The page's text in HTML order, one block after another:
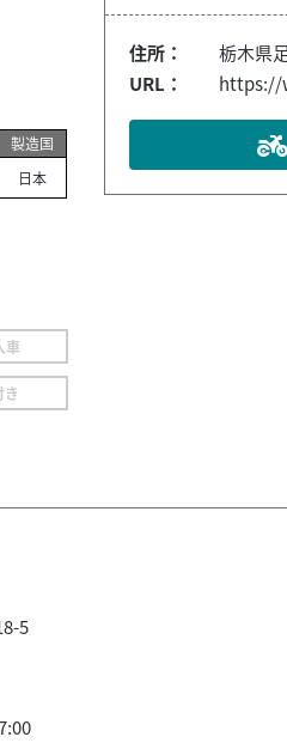
製造国
日本
車
き
住所：
栃木県
URL：
https://
5